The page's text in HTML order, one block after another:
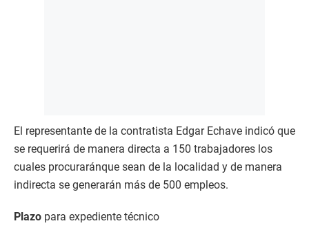
El representante de la contratista Edgar Echave indicó que
se requerirá de manera directa a 150 trabajadores los
cuales procuraránque sean de la localidad y de manera
indirecta se generarán más de 500 empleos.
Plazo para expediente técnico